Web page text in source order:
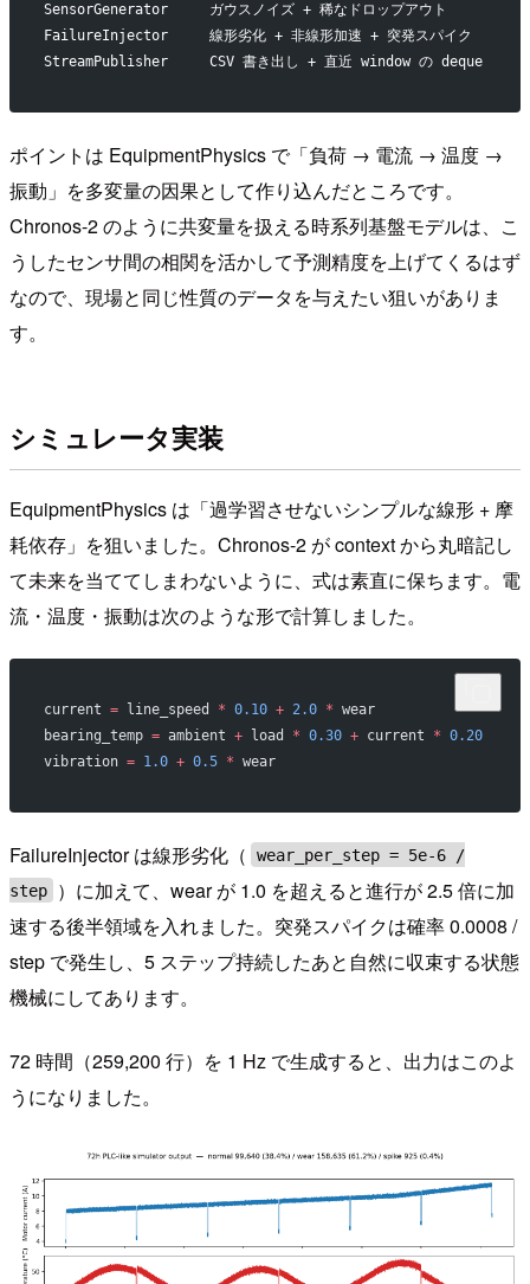
SensorGenerator     ガウスノイズ + 稀なドロップアウト
FailureInjector     線形劣化 + 非線形加速 + 突発スパイク
StreamPublisher     CSV 書き出し + 直近 window の deque
ポイントは EquipmentPhysics で「負荷 → 電流 → 温度 →
振動」を多変量の因果として作り込んだところです。
Chronos-2 のように共変量を扱える時系列基盤モデルは、こ
うしたセンサ間の相関を活かして予測精度を上げてくるはず
なので、現場と同じ性質のデータを与えたい狙いがありま
す。
シミュレータ実装
EquipmentPhysics は「過学習させないシンプルな線形 + 摩
耗依存」を狙いました。Chronos-2 が context から丸暗記し
て未来を当ててしまわないように、式は素直に保ちます。電
流・温度・振動は次のような形で計算しました。
current = line_speed * 0.10 + 2.0 * wear
bearing_temp = ambient + load * 0.30 + current * 0.20
vibration = 1.0 + 0.5 * wear
FailureInjector は線形劣化（
wear_per_step = 5e-6 /
step
）に加えて、wear が 1.0 を超えると進行が 2.5 倍に加
速する後半領域を入れました。突発スパイクは確率 0.0008 /
step で発生し、5 ステップ持続したあと自然に収束する状態
機械にしてあります。
72 時間（259,200 行）を 1 Hz で生成すると、出力はこのよ
うになりました。